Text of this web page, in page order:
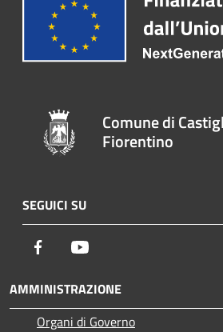
Comune di
Fiorentino
SEGUICI SU
Facebook
AMMINISTRAZIONE
Organi di Governo